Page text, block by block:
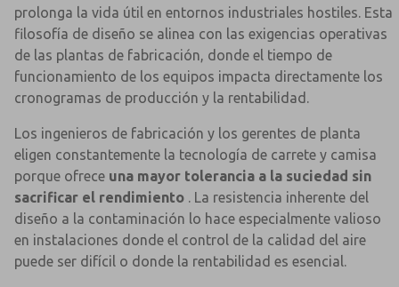
prolonga la vida útil en entornos industriales hostiles. Esta
filosofía de diseño se alinea con las exigencias operativas
de las plantas de fabricación, donde el tiempo de
funcionamiento de los equipos impacta directamente los
cronogramas de producción y la rentabilidad.
Los ingenieros de fabricación y los gerentes de planta
eligen constantemente la tecnología de carrete y camisa
porque ofrece una mayor tolerancia a la suciedad sin
sacrificar el rendimiento . La resistencia inherente del
diseño a la contaminación lo hace especialmente valioso
en instalaciones donde el control de la calidad del aire
puede ser difícil o donde la rentabilidad es esencial.